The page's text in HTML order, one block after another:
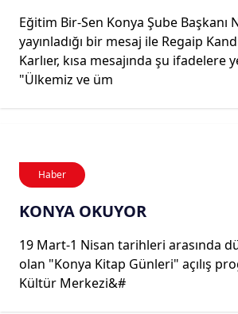
Eğitim Bir-Sen Konya Şube Başkanı
yayınladığı bir mesaj ile Regaip
Karlıer, kısa mesajında şu ifadelere
"Ülkemiz ve üm
Haber
KONYA OKUYOR
19 Mart-1 Nisan tarihleri arasında
olan "Konya Kitap Günleri" açılış
Kültür Merkezi&#